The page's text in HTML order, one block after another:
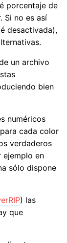
porcentaje de
Si no es así
desactivada),
un archivo
bien
numéricos
cada color
verdaderos
en
sólo dispone
) las
que